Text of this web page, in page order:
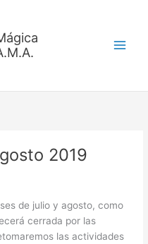
2019
de julio y agosto, como
cerrada por las
las actividades